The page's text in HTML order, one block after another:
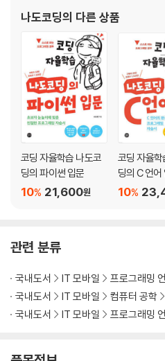
5.3 또 다른 조건이 있을 때는 else if
5.4 똑똑한 조건문, switch-case 문
6장 반복문
6.1 정해진 횟수만큼 같은 일을 반복
6.2 조건이 참인 동안 같은 일을 반복하
6.3 일단 한 번 실행해보고 판단하는
6.4 반복문 속에 반복문, 중첩 반복문
6.5 실습 예제: 구구단 출력하기
6.6 반복문을 탈출할 때는 break
7.2 반복문으로 배열 다루기
7.4 반복문으로 2차원 배열 순회하기
7.5 컴퓨터가 문자를 이해하는 방식,
8.1 하나의 일을 하는 코드 묶음, 메서드
나도코딩의 다른 상품
코딩 자율학습 나도코
딩의 파이썬 입문
21,600원
10%
코딩 자율
딩의 C 언어
10%
관련 분류
국내도서 IT 모바일 프로그래밍
국내도서
IT 모바일 컴퓨터 공학
국내도서
IT 모바일 프로그래밍